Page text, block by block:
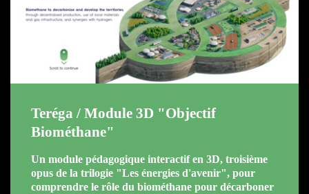
Teréga / Module 3D "Objectif
Biométhane"
Un module pédagogique interactif en 3D, troisième
opus de la trilogie "Les énergies d'avenir", pour
comprendre le rôle du biométhane pour décarboner